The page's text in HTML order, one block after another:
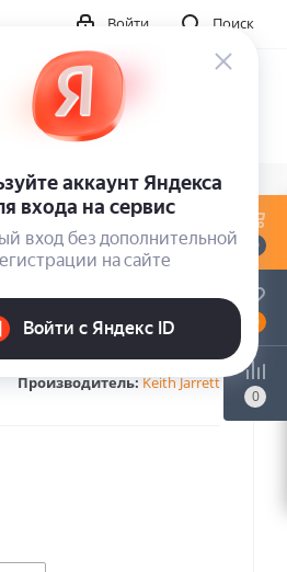
Поиск
Войти
Производитель:Keith Jarrett
0
0
0